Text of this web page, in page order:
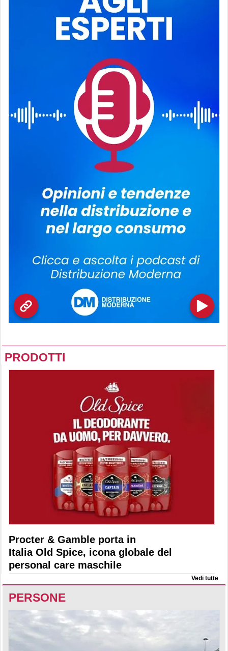
PRODOTTI
Procter & Gamble porta in
Italia Old Spice, icona globale del
personal care maschile
Vedi tutte
PERSONE